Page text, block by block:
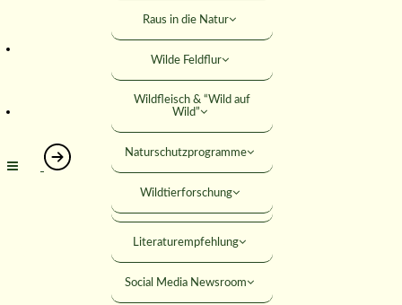
Junge Jäger
Jäger werden
Rechtshilfe
Umweltbildung
Literaturempfehlung
Social Media Newsroom
Raus in die Natur
Wilde Feldflur
Wildfleisch & “Wild auf
Wild”
Naturschutzprogramme
Wildtierforschung
MITGLIED WERDEN
ANMELDEN
Versicherungen